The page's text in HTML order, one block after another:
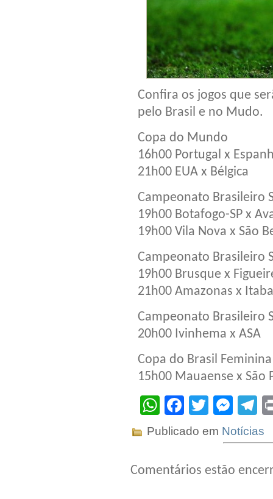
Confira os jogos que
pelo Brasil e no Mudo.
Copa do Mundo
16h00 Portugal x
21h00 EUA x Bélgica
Campeonato Brasileiro
19h00 Botafogo-SP x
19h00 Vila Nova x São
Campeonato Brasileiro
19h00 Brusque x
21h00 Amazonas x
Campeonato Brasileiro
20h00 Ivinhema x ASA
Copa do Brasil Feminina
15h00 Mauaense x São
WhatsApp
Facebook
Twitter
Publicado em Notícias
Comentários estão